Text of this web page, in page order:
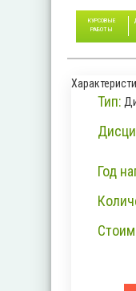
КУРСОВЫЕ
РАБОТЫ
Тип:
Год